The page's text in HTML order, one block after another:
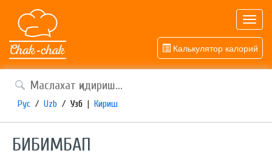
Калькулятор калорий
Рус / Uzb / Узб | Кириш
БИБИМБАП